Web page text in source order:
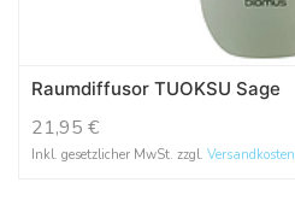
Raumdiffusor TUOKSU Sage
21,95 €
Inkl. gesetzlicher MwSt. zzgl. Versandkosten